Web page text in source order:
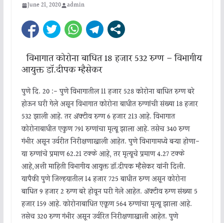
June 21, 2020 admin
विभागात कोरोना बाधित 18 हजार 532 रुग्ण – विभागीय
आयुक्त डॉ.दीपक म्हैसेकर
पुणे दि. 20 :- पुणे विभागातील 11 हजार 528 कोरोना बाधित रुग्ण बरे
होऊन घरी गेले असून विभागात कोरोना बाधीत रुग्णांची संख्या 18 हजार
532 झाली आहे. तर ॲक्टीव रुग्ण 6 हजार 213 आहे. विभागात
कोरोनाबाधीत एकुण 791 रुग्णांचा मृत्यू झाला आहे. तसेच 340 रुग्ण
गंभीर असून उर्वरीत निरीक्षणाखाली आहेत. पुणे विभागामध्ये बऱ्या होणा-
या रुग्णांचे प्रमाण 62.21 टक्के आहे, तर मृत्यूचे प्रमाण 4.27 टक्के
आहे,अशी माहिती विभागीय आयुक्त डॉ.दीपक म्हैसेकर यांनी दिली.
यापैकी पुणे जिल्हयातील 14 हजार 725 बाधीत रुग्ण असून कोरोना
बाधित 9 हजार 2 रुग्ण बरे होवून घरी गेले आहेत. ॲक्टीव रुग्ण संख्या 5
हजार 159 आहे. कोरोनाबाधित एकूण 564 रुग्णांचा मृत्यू झाला आहे.
तसेच 320 रुग्ण गंभीर असून उर्वरित निरीक्षणाखाली आहेत. पुणे